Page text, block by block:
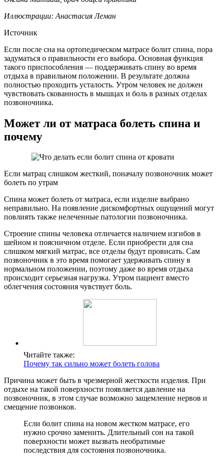
Иллюстрации: Анастасия Леман
Источник
Если после сна на ортопедическом матрасе болит спина, пора
задуматься о правильности его выбора. Основная функция
такого приспособления — поддерживать спину во время
отдыха в правильном положении. В результате должна
полностью проходить усталость. Утром человек не должен
чувствовать скованность в мышцах и боль в разных отделах
позвоночника.
Может ли от матраса болеть спина и
почему
Если матрац слишком жесткий, поначалу позвоночник может
болеть по утрам
Спина может болеть от матраса, если изделие выбрано
неправильно. На появление дискомфортных ощущений могут
повлиять также нелеченные патологии позвоночника.
Строение спины человека отличается наличием изгибов в
шейном и поясничном отделе. Если приобрести для сна
слишком мягкий матрас, все отделы будут провисать. Сам
позвоночник в это время помогает удерживать спину в
нормальном положении, поэтому даже во время отдыха
происходит серьезная нагрузка. Утром пациент вместо
облегчения состояния чувствует боль.
Читайте также:
Почему так сильно может болеть голова
Причина может быть в чрезмерной жесткости изделия. При
отдыхе на такой поверхности появляется давление на
позвоночник, в этом случае возможно защемление нервов и
смещение позвонков.
Если болит спина на новом жестком матрасе, его
нужно срочно заменить. Длительный сон на такой
поверхности может вызвать необратимые
последствия для состояния позвоночника.